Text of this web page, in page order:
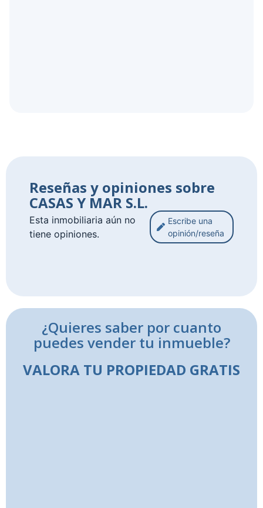
Reseñas y opiniones sobre
CASAS Y MAR S.L.
Esta inmobiliaria aún no
tiene opiniones.
Escribe una
opinión/reseña
¿Quieres saber por cuanto
puedes vender tu inmueble?
VALORA TU PROPIEDAD GRATIS